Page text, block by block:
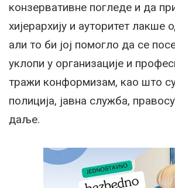
конзервативне погледе и да
хијерархију и ауторитет лакше
али то би јој помогло да се
уклопи у организације и
тражи конформизам, као што су
полиција, јавна служба,
даље.